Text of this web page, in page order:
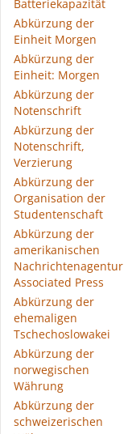
Batteriekapazität
Abkürzung der
Einheit Morgen
Abkürzung der
Einheit: Morgen
Abkürzung der
Notenschrift
Abkürzung der
Notenschrift,
Verzierung
Abkürzung der
Organisation der
Studentenschaft
Abkürzung der
amerikanischen
Nachrichtenagentur
Associated Press
Abkürzung der
ehemaligen
Tschechoslowakei
Abkürzung der
norwegischen
Währung
Abkürzung der
schweizerischen